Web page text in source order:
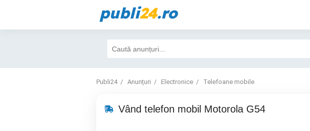
publi24.ro
Publi24 Anunțuri Electronice Telefoane mobile
Vând telefon mobil Motorola G54